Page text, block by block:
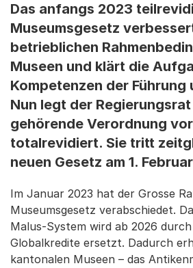
Das anfangs 2023
Museumsgesetz
betrieblichen
Museen und klärt die
Kompetenzen der
Nun legt der
gehörende Verordnung
totalrevidiert. Sie tritt
neuen Gesetz am 1.
Im Januar 2023 hat der Grosse
Museumsgesetz verabschiedet.
Malus-System wird ab 2026
Globalkredite ersetzt. Dadurch
kantonalen Museen – das